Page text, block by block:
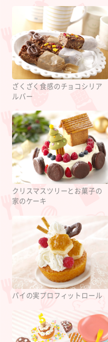
ざくざく食感のチョコシリア
ルバー
クリスマスツリーとお菓子の
家のケーキ
パイの実プロフィットロール